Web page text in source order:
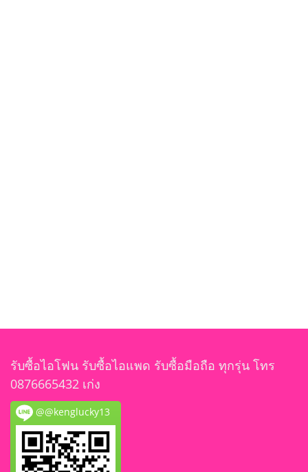
รับซื้อไอโฟน รับซื้อไอแพด รับซื้อมือถือ ทุกรุ่น โทร
0876665432 เก่ง
@@kenglucky13